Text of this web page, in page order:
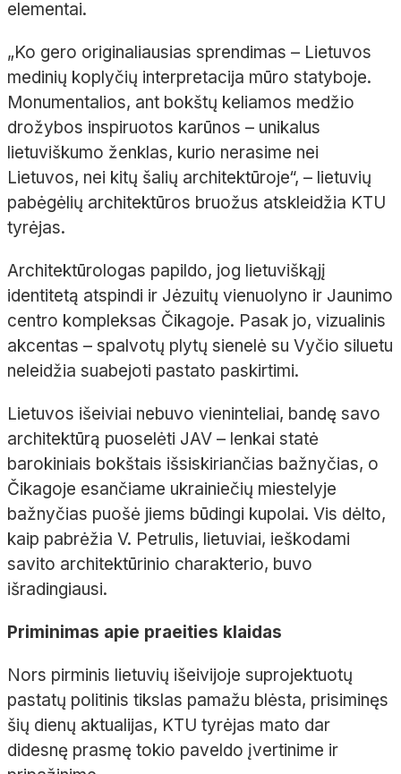
elementai.
„Ko gero originaliausias sprendimas – Lietuvos
medinių koplyčių interpretacija mūro statyboje.
Monumentalios, ant bokštų keliamos medžio
drožybos inspiruotos karūnos – unikalus
lietuviškumo ženklas, kurio nerasime nei
Lietuvos, nei kitų šalių architektūroje“, – lietuvių
pabėgėlių architektūros bruožus atskleidžia KTU
tyrėjas.
Architektūrologas papildo, jog lietuviškąjį
identitetą atspindi ir Jėzuitų vienuolyno ir Jaunimo
centro kompleksas Čikagoje. Pasak jo, vizualinis
akcentas – spalvotų plytų sienelė su Vyčio siluetu
neleidžia suabejoti pastato paskirtimi.
Lietuvos išeiviai nebuvo vieninteliai, bandę savo
architektūrą puoselėti JAV – lenkai statė
barokiniais bokštais išsiskiriančias bažnyčias, o
Čikagoje esančiame ukrainiečių miestelyje
bažnyčias puošė jiems būdingi kupolai. Vis dėlto,
kaip pabrėžia V. Petrulis, lietuviai, ieškodami
savito architektūrinio charakterio, buvo
išradingiausi.
Priminimas apie praeities klaidas
Nors pirminis lietuvių išeivijoje suprojektuotų
pastatų politinis tikslas pamažu blėsta, prisiminęs
šių dienų aktualijas, KTU tyrėjas mato dar
didesnę prasmę tokio paveldo įvertinime ir